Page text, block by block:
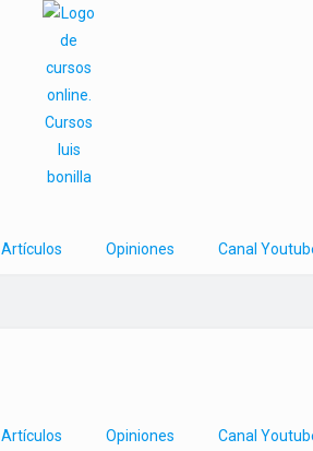
Artículos Opiniones Canal
Artículos Opiniones Canal